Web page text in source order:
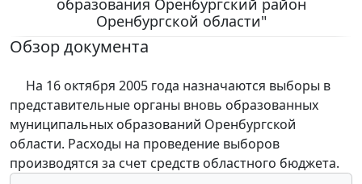
Оренбургской области"
Обзор документа
На 16 октября 2005 года назначаются выборы в
представительные органы вновь образованных
муниципальных образований Оренбургской
области. Расходы на проведение выборов
производятся за счет средств областного бюджета.